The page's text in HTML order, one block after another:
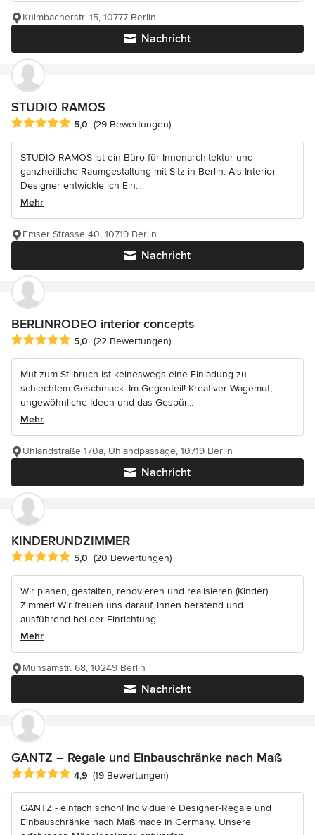
Nachricht
Kulmbacherstr. 15, 10777 Berlin
STUDIO RAMOS
Durchschnittliche Bewertung: 5 von 5 Sternen
5,0 (29 Bewertungen)
STUDIO RAMOS ist ein Büro für Innenarchitektur und
ganzheitliche Raumgestaltung mit Sitz in Berlin. Als Interior
Designer entwickle ich Ein...
Mehr
Nachricht
Emser Strasse 40, 10719 Berlin
BERLINRODEO interior concepts
Durchschnittliche Bewertung: 5 von 5 Sternen
5,0 (22 Bewertungen)
Mut zum Stilbruch ist keineswegs eine Einladung zu
schlechtem Geschmack. Im Gegenteil! Kreativer Wagemut,
ungewöhnliche Ideen und das Gespür...
Mehr
Nachricht
Uhlandstraße 170a, Uhlandpassage, 10719 Berlin
KINDERUNDZIMMER
Durchschnittliche Bewertung: 5 von 5 Sternen
5,0 (20 Bewertungen)
Wir planen, gestalten, renovieren und realisieren (Kinder)
Zimmer! Wir freuen uns darauf, Ihnen beratend und
ausführend bei der Einrichtung...
Mehr
Nachricht
Mühsamstr. 68, 10249 Berlin
GANTZ – Regale und Einbauschränke nach Maß
Durchschnittliche Bewertung: 4.9 von 5 Sternen
4,9 (19 Bewertungen)
GANTZ - einfach schön! Individuelle Designer-Regale und
Einbauschränke nach Maß made in Germany. Unsere